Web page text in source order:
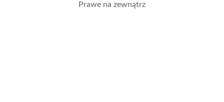
Prawe na zewnątrz